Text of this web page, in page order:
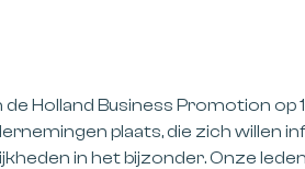
de Holland Business Promotion
plaats, die zich willen
in het bijzonder. Onze